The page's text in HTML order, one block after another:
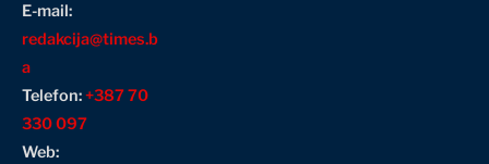
E-mail:
redakcija@times.b
a
Telefon:+387 70
330 097
Web: